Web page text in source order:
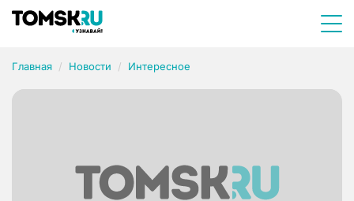
Главная Новости Интересное